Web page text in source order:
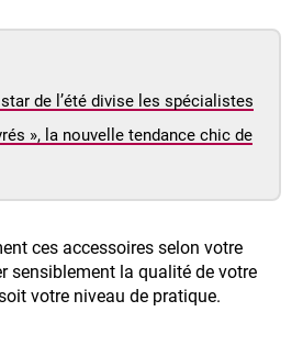
de l’été divise les spécialistes
», la nouvelle tendance chic de
ces accessoires selon votre
sensiblement la qualité de votre
votre niveau de pratique.